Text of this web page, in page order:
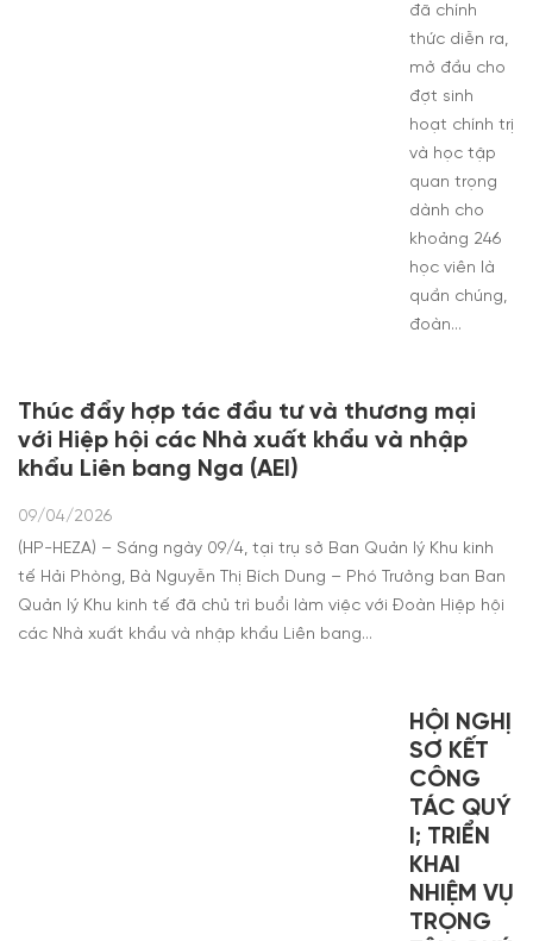
đã chính
thức diễn ra,
mở đầu cho
đợt sinh
hoạt chính trị
và học tập
quan trọng
dành cho
khoảng 246
học viên là
quần chúng,
đoàn…
Thúc đẩy hợp tác đầu tư và thương mại
với Hiệp hội các Nhà xuất khẩu và nhập
khẩu Liên bang Nga (AEI)
09/04/2026
(HP-HEZA) – Sáng ngày 09/4, tại trụ sở Ban Quản lý Khu kinh
tế Hải Phòng, Bà Nguyễn Thị Bích Dung – Phó Trưởng ban Ban
Quản lý Khu kinh tế đã chủ trì buổi làm việc với Đoàn Hiệp hội
các Nhà xuất khẩu và nhập khẩu Liên bang…
HỘI NGHỊ
SƠ KẾT
CÔNG
TÁC QUÝ
I; TRIỂN
KHAI
NHIỆM VỤ
TRỌNG